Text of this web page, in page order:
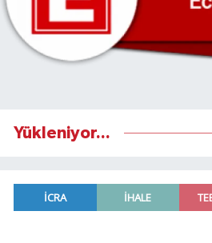
Yükleniyor...